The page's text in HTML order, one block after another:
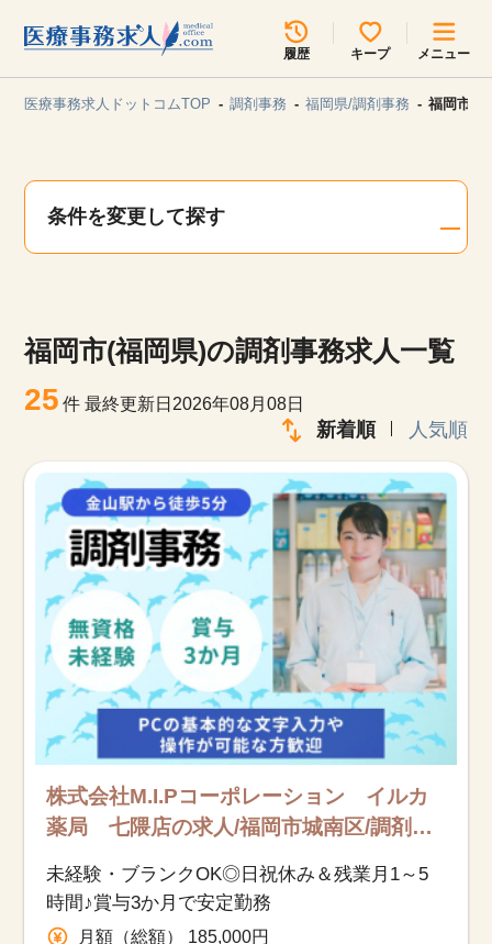
履歴 キープ メニュー
見学会・イベント情報
よくあるご質問
お知らせ
医療事務求人ドットコムとは
サイトの使い方
就職サポート
人材をお探しの医療機関・企業様
運営会社
医療事務求人ドットコムTOP 調剤事務 福岡県/調剤事務 福岡市(
条件を変更して探す
福岡市(福岡県)の調剤事務求人一覧
25 件最終更新日2026年08月08日
新着順 人気順
株式会社M.I.Pコーポレーション イルカ
薬局 七隈店の求人/福岡市城南区/調剤事
未経験・ブランクOK◎日祝休み＆残業月1～5
時間♪賞与3か月で安定勤務
月額（総額） 185,000円
所在地のエリアを選択してください
各支店担当よりご連絡させていただきます。
関東
甲信越・北陸 中国・四国